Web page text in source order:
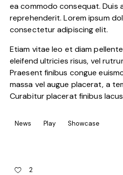
ea commodo consequat. Duis
reprehenderit. Lorem ipsum
consectetur adipiscing elit.
Etiam vitae leo et diam
eleifend ultricies risus, vel
Praesent finibus congue
massa vel augue placerat, a
Curabitur placerat finibus
News Play Showcase
2